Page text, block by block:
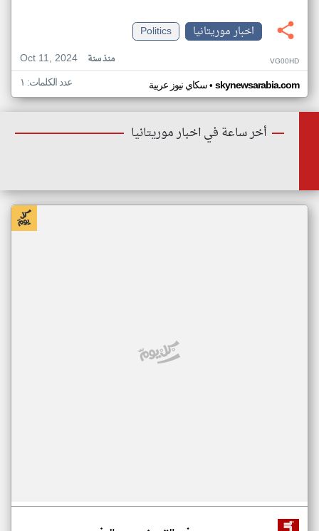
اخبار موريتانيا
Politics
Oct 11, 2024
منذ سنة VG00HD
سكاي نيوز عربية• skynewsarabia.com عدد الكلمات: ١
أخر ساعة في اخبار موريتانيا